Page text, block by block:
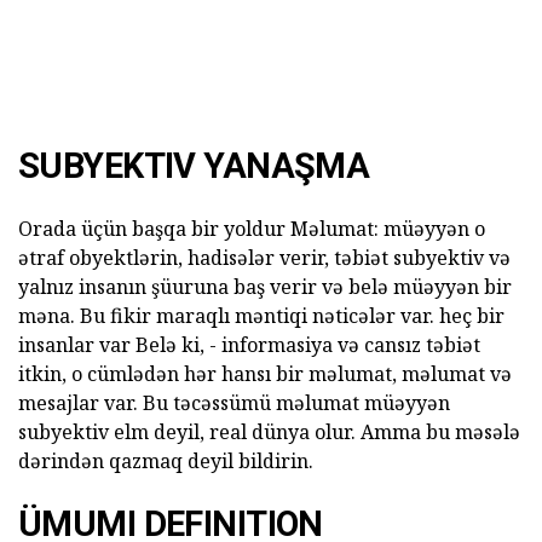
SUBYEKTIV YANAŞMA
Orada üçün başqa bir yoldur Məlumat: müəyyən o
ətraf obyektlərin, hadisələr verir, təbiət subyektiv və
yalnız insanın şüuruna baş verir və belə müəyyən bir
məna. Bu fikir maraqlı məntiqi nəticələr var. heç bir
insanlar var Belə ki, - informasiya və cansız təbiət
itkin, o cümlədən hər hansı bir məlumat, məlumat və
mesajlar var. Bu təcəssümü məlumat müəyyən
subyektiv elm deyil, real dünya olur. Amma bu məsələ
dərindən qazmaq deyil bildirin.
ÜMUMI DEFINITION